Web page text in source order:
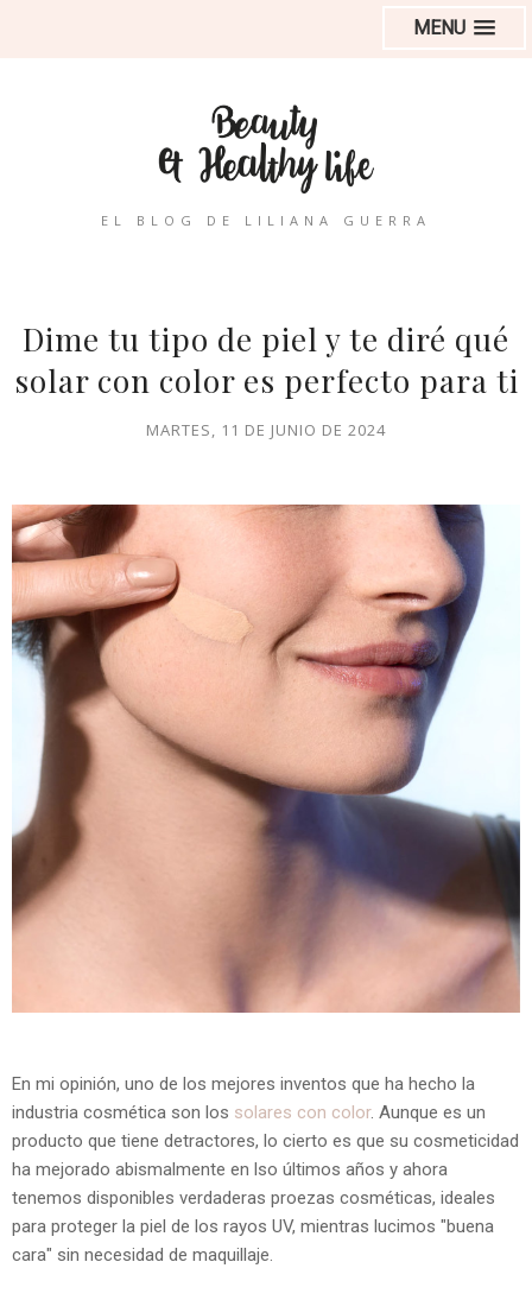
MENU
EL BLOG DE LILIANA GUERRA
Dime tu tipo de piel y te diré qué
solar con color es perfecto para ti
MARTES, 11 DE JUNIO DE 2024
En mi opinión, uno de los mejores inventos que ha hecho la
industria cosmética son los solares con color. Aunque es un
producto que tiene detractores, lo cierto es que su cosmeticidad
ha mejorado abismalmente en lso últimos años y ahora
tenemos disponibles verdaderas proezas cosméticas, ideales
para proteger la piel de los rayos UV, mientras lucimos "buena
cara" sin necesidad de maquillaje.